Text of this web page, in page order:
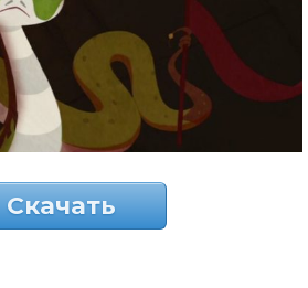
Скачать